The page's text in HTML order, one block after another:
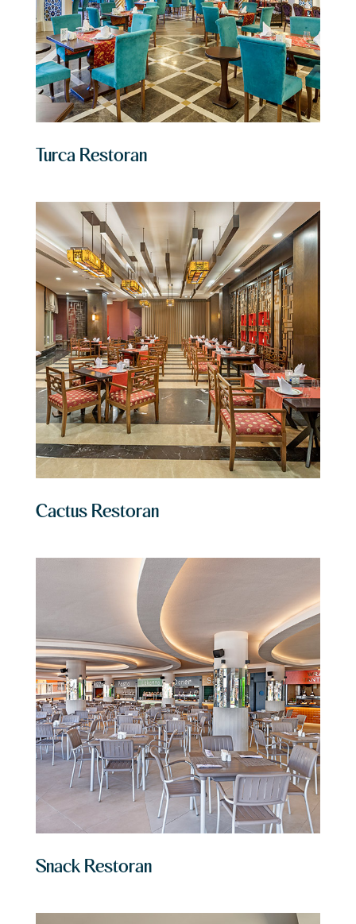
Turca Restoran
Cactus Restoran
Snack Restoran